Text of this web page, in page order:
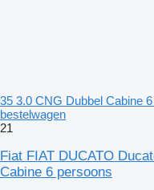
35 3.0 CNG Dubbel Cabine
bestelwagen
21
Fiat FIAT DUCATO
Cabine 6 persoons